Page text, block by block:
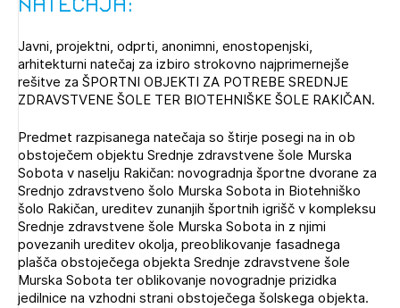
POZABLJENO GESLO
Javni, projektni, odprti, anonimni, enostopenjski,
arhitekturni natečaj za izbiro strokovno najprimernejše
rešitve za ŠPORTNI OBJEKTI ZA POTREBE SREDNJE
ZDRAVSTVENE ŠOLE TER BIOTEHNIŠKE ŠOLE RAKIČAN.
Predmet razpisanega natečaja so štirje posegi na in ob
obstoječem objektu Srednje zdravstvene šole Murska
Sobota v naselju Rakičan: novogradnja športne dvorane za
Srednjo zdravstveno šolo Murska Sobota in Biotehniško
šolo Rakičan, ureditev zunanjih športnih igrišč v kompleksu
Srednje zdravstvene šole Murska Sobota in z njimi
povezanih ureditev okolja, preoblikovanje fasadnega
plašča obstoječega objekta Srednje zdravstvene šole
Murska Sobota ter oblikovanje novogradnje prizidka
jedilnice na vzhodni strani obstoječega šolskega objekta.
Novičnik natečajev
Tedenski novičnik javnih naročil
Dnevne medijske objave
NAPREJ